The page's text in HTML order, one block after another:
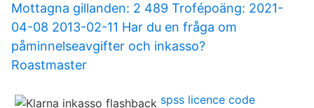
Mottagna gillanden: 2 489 Trofépoäng: 2021-
04-08 2013-02-11 Har du en fråga om
påminnelseavgifter och inkasso?
Roastmaster
spss licence code